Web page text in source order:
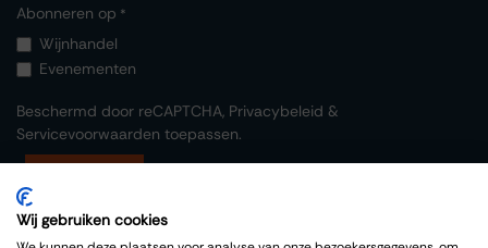
Abonneren op *
Wijnhandel
Evenementen
Beschermd door reCAPTCHA, Privacybeleid &
Servicevoorwaarden toepassen.
Wij gebruiken cookies